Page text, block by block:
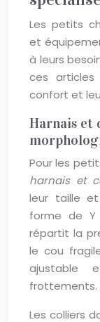
Les petits
et
à leurs
ces articles
confort et
Harnais et
Pour les
harnais et
leur taille et
forme de Y
répartit la
le cou
ajustable
frottements.
Les colliers